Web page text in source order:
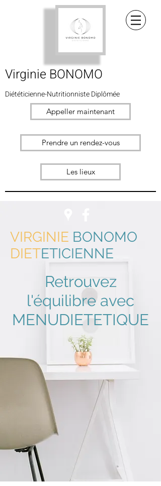
Virginie BONOMO
Diététicienne-NutritionnisteDiplômée
Appeller maintenant
Prendre un rendez-vous
Les lieux
VIRGINIE BONOMO
DIETETICIENNE
Retrouvez
l'équilibre avec
MENUDIETETIQUE